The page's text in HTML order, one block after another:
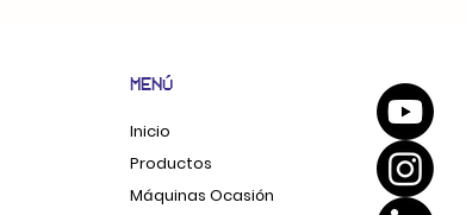
MENÚ
Inicio
Productos
Máquinas Ocasión